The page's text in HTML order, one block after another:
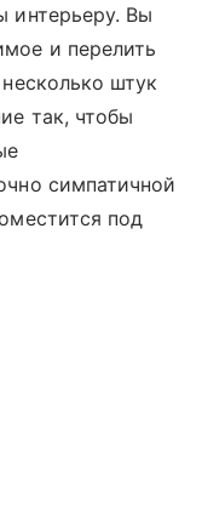
интерьеру. Вы
и перелить
штук
так, чтобы
симпатичной
под